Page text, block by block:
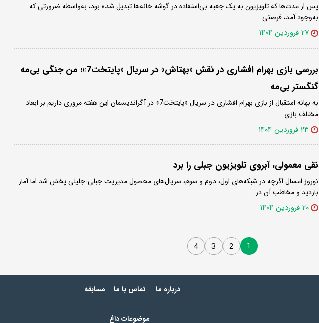
پس از مدت‌ها که تلویزیون به یک جعبه بی‌استفاده در گوشه خانه‌ها تبدیل شده بود، به‌واسطه ضرورتی که
به‌وجود آمد، فرصتی…
۲۷ فروردین ۱۴۰۴
بررسی بازی بهرام افشاری در نقش «بهتاش» در سریال «پایتخت7»؛ من جنگی بی‌مه
گنگستر بی‌مه
به بهانه استقبال از بازی بهرام افشاری در سریال «پایتخت7» در آگراندیسمان این هفته مروری داریم بر ابعاد
مختلف بازی…
۲۳ فروردین ۱۴۰۴
نقی معمولی، آبروی تلویزیون جبلی را برد
نوروز امسال اگرچه در شبکه‌های اول، دوم و سوم، سریال‌های محصول مدیریت جبلی-جلیلی پخش شد اما آمار
بازدید و مخاطب آن در…
۲۰ فروردین ۱۴۰۴
1
2
3
4
درباره ما تماس با ما مسابقه
موضوعات داغ